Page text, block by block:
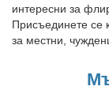
интересни за
Присъединете се
за местни,